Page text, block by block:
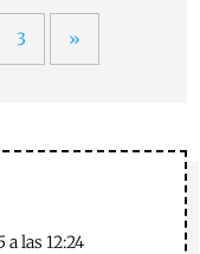
3 »
a las 12:24